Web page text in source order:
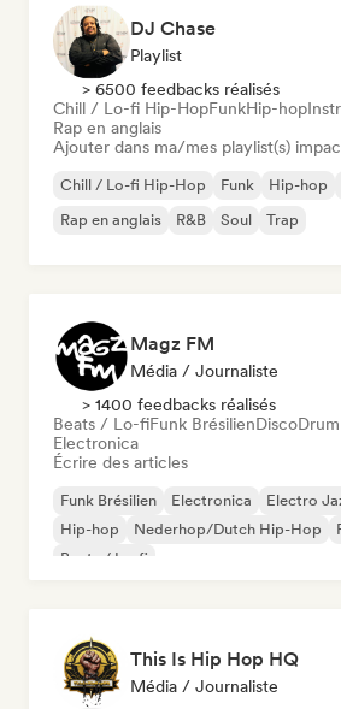
DJ Chase
Playlist
> 6500 feedbacks réalisés
Chill / Lo-fi Hip-HopFunkHip-hop
Rap en anglais
Ajouter dans ma/mes playlist(s)
Chill / Lo-fi Hip-Hop Funk Hip-hop
Rap en anglais
R&B Soul Trap
Magz FM
Média / Journaliste
> 1400 feedbacks réalisés
Beats / Lo-fiFunk BrésilienDisco
Electronica
Écrire des articles
Funk Brésilien Electronica
Electro
Hip-hop
Nederhop/Dutch Hip-Hop
Beats / Lo-fi
This Is Hip Hop HQ
Média / Journaliste